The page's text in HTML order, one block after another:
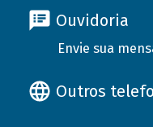
Ouvidoria
Envie sua
Outros